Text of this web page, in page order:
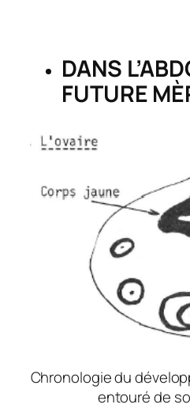
DANS
FUTURE
Chronologie du
entouré de